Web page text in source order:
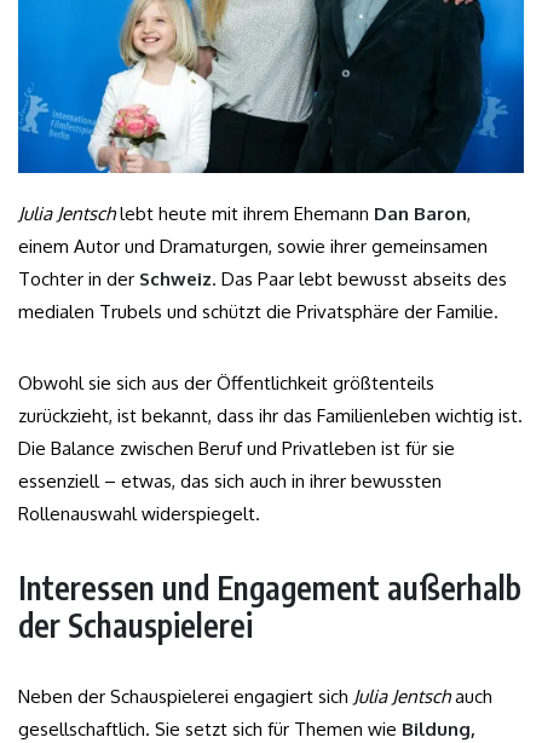
Julia Jentschlebt heute mit ihrem Ehemann Dan Baron,
einem Autor und Dramaturgen, sowie ihrer gemeinsamen
Tochter in der Schweiz. Das Paar lebt bewusst abseits des
medialen Trubels und schützt die Privatsphäre der Familie.
Obwohl sie sich aus der Öffentlichkeit größtenteils
zurückzieht, ist bekannt, dass ihr das Familienleben wichtig ist.
Die Balance zwischen Beruf und Privatleben ist für sie
essenziell – etwas, das sich auch in ihrer bewussten
Rollenauswahl widerspiegelt.
Interessen und Engagement außerhalb
der Schauspielerei
Neben der Schauspielerei engagiert sich Julia Jentschauch
gesellschaftlich. Sie setzt sich für Themen wie Bildung,